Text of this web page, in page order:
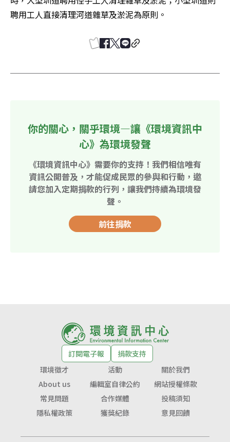
聘用工人直接清理河道雜草及淤泥為原則。
你的關心，關乎環境—讓《環境資訊中
心》為環境發聲
《環境資訊中心》需要你的支持！我們相信唯有
資訊公開普及，才能促成民眾的參與和行動，邀
請您加入定期捐款的行列，讓我們持續為環境發
聲。
前往捐款
訂閱電子報
捐款支持
環境徵才
活動
關於我們
About us
編輯室自律公約
網站授權條款
常見問題
合作媒體
投稿須知
隱私權政策
獲獎紀錄 意見回饋